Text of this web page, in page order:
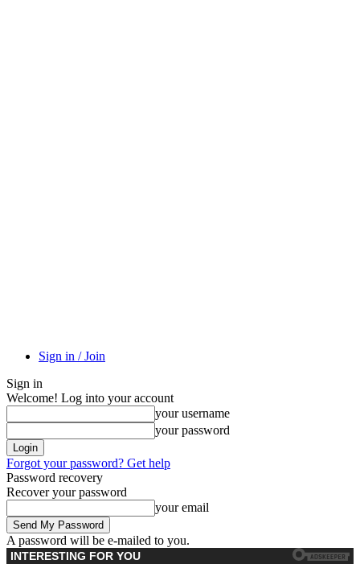
Sign in / Join
Sign in
Welcome! Log into your account
your username
your password
Forgot your password? Get help
Password recovery
Recover your password
your email
A password will be e-mailed to you.